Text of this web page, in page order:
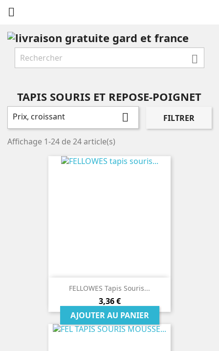


TAPIS SOURIS ET REPOSE-POIGNET
Prix, croissant  FILTRER
Affichage 1-24 de 24 article(s)
FELLOWES Tapis Souris...
Prix
3,36 €
AJOUTER AU PANIER